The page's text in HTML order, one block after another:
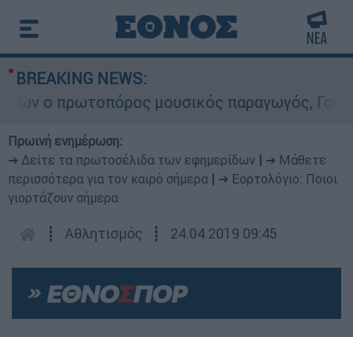
BREAKING NEWS:
ο πρωτοπόρος μουσικός παραγωγός,
Πρωινή ενημέρωση:
➔ Δείτε τα πρωτοσέλιδα των εφημερίδων
➔ Μάθετε
περισσότερα για τον καιρό σήμερα
➔ Εορτολόγιο: Ποιοι
γιορτάζουν σήμερα
┋ Αθλητισμός ┋ 24.04.2019 09:45